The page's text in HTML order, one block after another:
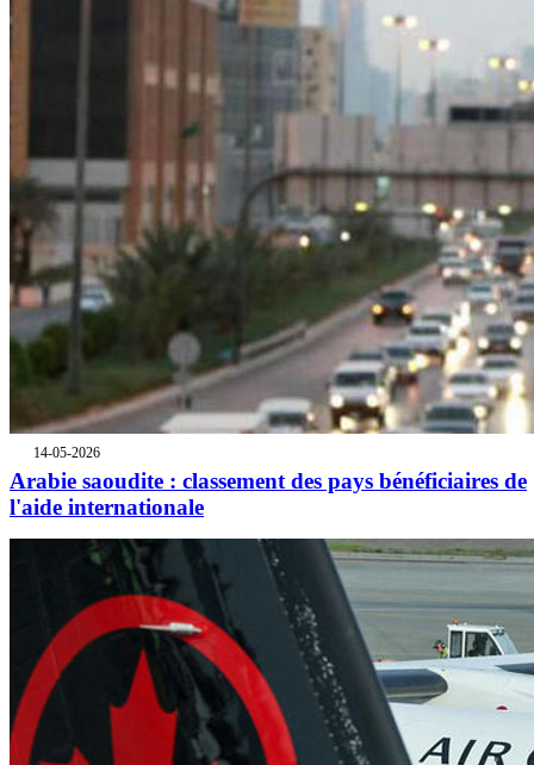
14-05-2026
Arabie saoudite : classement des pays bénéficiaires de
l'aide internationale